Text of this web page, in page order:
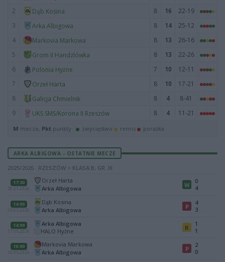
2
Dąb Kosina 8 16
22-19
3
Arka Albigowa 8 14
25-12
4
Markovia Markowa 8 13
26-16
5
Grom II Handzlówka 8 13
22-26
6
Polonia Hyżne 7 10
12-11
7
Orzeł Harta 8 10
17-21
8
Galicja Chmielnik 8 4
8-41
9
UKS SMS/Korona II Rzeszów 8 4 11-21
M mecze, Pkt punkty · zwycięstwo remis porażka
ARKA ALBIGOWA - OSTATNIE MECZE
2025/2026 · RZESZÓW > KLASA B, GR. III
17:30
30.05.2026
Orzeł Harta
Arka Albigowa
W
0
4
14:00
24.05.2026
Dąb Kosina
Arka Albigowa
P
4
3
14:00
17.05.2026
Arka Albigowa
HALO Hyżne
R
1
1
16:00
10.05.2026
Markovia Markowa
Arka Albigowa
P
2
0